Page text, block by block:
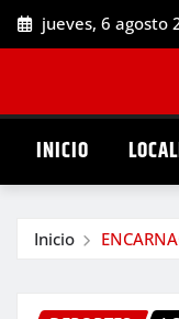
Saltar
al
jueves, 6 agosto
INICIO
Inicio